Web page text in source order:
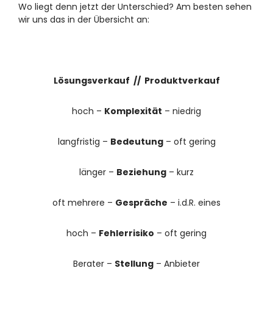
Wo liegt denn jetzt der Unterschied? Am besten sehen
wir uns das in der Übersicht an:
Lösungsverkauf // Produktverkauf
hoch – Komplexität – niedrig
langfristig – Bedeutung– oft gering
länger – Beziehung – kurz
oft mehrere – Gespräche – i.d.R. eines
hoch – Fehlerrisiko – oft gering
Berater – Stellung – Anbieter